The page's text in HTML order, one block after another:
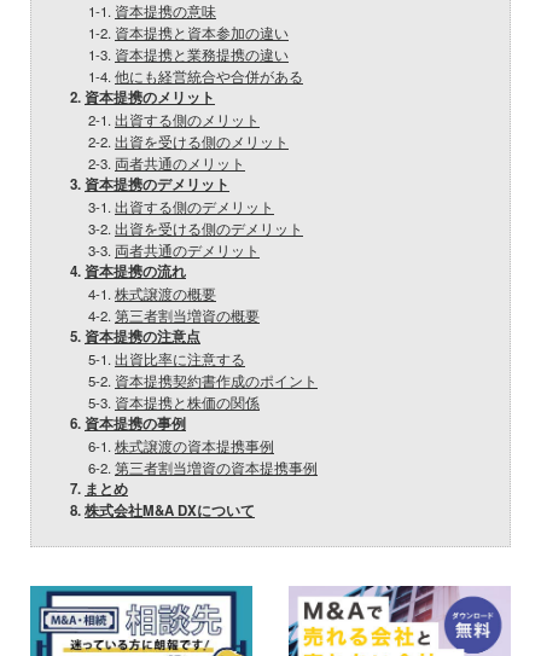
1-1. 資本提携の意味
1-2. 資本提携と資本参加の違い
1-3. 資本提携と業務提携の違い
1-4. 他にも経営統合や合併がある
2. 資本提携のメリット
2-1. 出資する側のメリット
2-2. 出資を受ける側のメリット
2-3. 両者共通のメリット
3. 資本提携のデメリット
3-1. 出資する側のデメリット
3-2. 出資を受ける側のデメリット
3-3. 両者共通のデメリット
4. 資本提携の流れ
4-1. 株式譲渡の概要
4-2. 第三者割当増資の概要
5. 資本提携の注意点
5-1. 出資比率に注意する
5-2. 資本提携契約書作成のポイント
5-3. 資本提携と株価の関係
6. 資本提携の事例
6-1. 株式譲渡の資本提携事例
6-2. 第三者割当増資の資本提携事例
7. まとめ
8.株式会社M&A DXについて